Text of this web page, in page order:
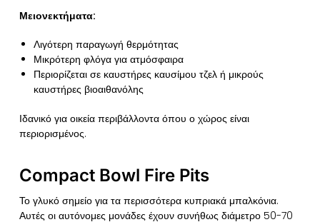
Μειονεκτήματα:
Λιγότερη παραγωγή θερμότητας
Μικρότερη φλόγα για ατμόσφαιρα
Περιορίζεται σε καυστήρες καυσίμου τζελ ή μικρούς
καυστήρες βιοαιθανόλης
Ιδανικό για οικεία περιβάλλοντα όπου ο χώρος είναι
περιορισμένος.
Compact Bowl Fire Pits
Το γλυκό σημείο για τα περισσότερα κυπριακά μπαλκόνια.
Αυτές οι αυτόνομες μονάδες έχουν συνήθως διάμετρο 50-70